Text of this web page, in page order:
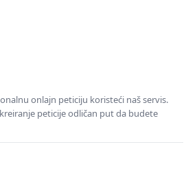
onlajn peticiju koristeći naš servis.
peticije odličan put da budete